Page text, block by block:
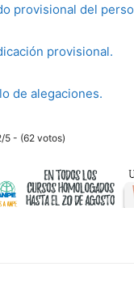
provisional del
provisional.
de alegaciones.
5 - (62 votos)